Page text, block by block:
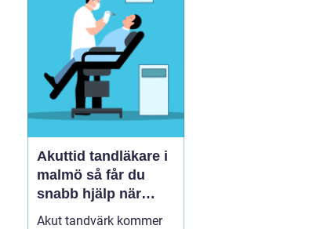
Pneumatic är ett av de
mest etablerade namnen
Akuttid tandläkare i
malmö så får du
snabb hjälp när
tanden gör ont
Akut tandvärk kommer